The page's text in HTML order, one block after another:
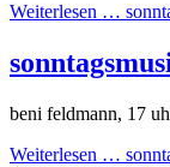
Weiterlesen …
beni feldmann, 17
Weiterlesen …